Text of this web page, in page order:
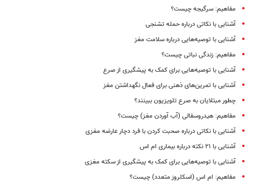
مفاهیم: سرگیجه چیست؟
آشنایی با نکاتی درباره حمله تشنجی
آشنایی با توصیه‌هایی درباره سلامت مغز
مفاهیم: زندگی نباتی چیست؟
آشنایی با توصیه‌هایی برای کمک به پیشگیری از صرع
آشنایی با تمرین‌های ذهنی برای فعال نگهداشتن مغز
چطور مبتلایان به صرع تلویزیون ببینند؟
مفاهیم: هیدروسفالی (آب آوردن مغز) چیست؟
آشنایی با نکاتی درباره صحبت کردن با فرد دچار عارضه مغزی
آشنایی با ۲۱ نکته درباره بیماری ام اس
آشنایی با توصیه‌هایی برای کمک به پیشگیری از سکته مغزی
مفاهیم: ام اس (اسکلروز متعدد) چیست؟